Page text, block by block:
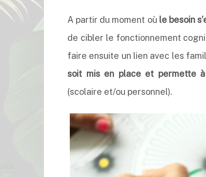
A partir du moment où le besoin
de cibler le fonctionnement
faire ensuite un lien avec les
soit mis en place et permette
(scolaire et/ou personnel).